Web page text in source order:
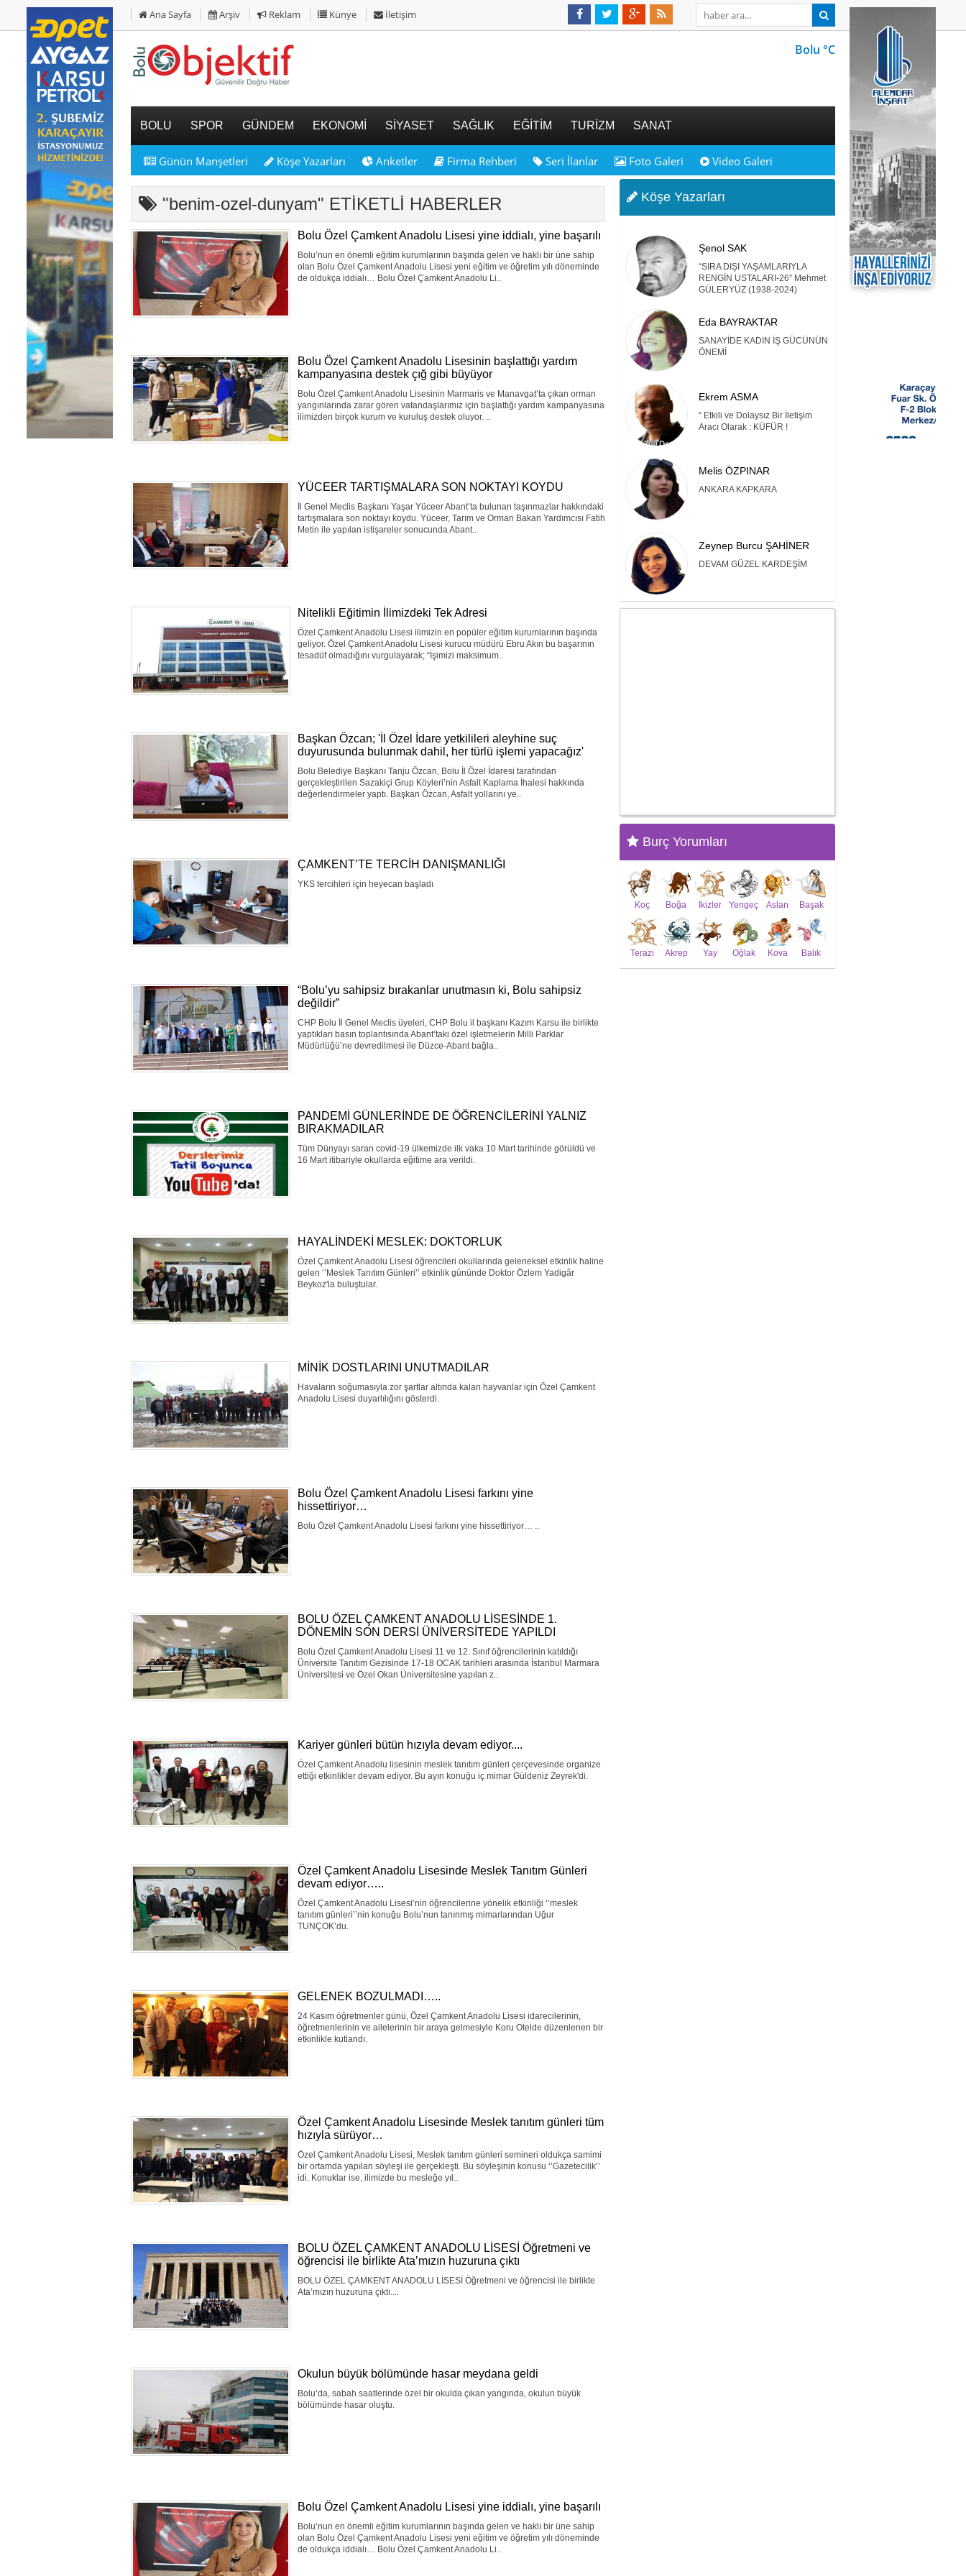
Ana Sayfa Arşiv Reklam Künye İletişim
Bolu °C
BOLU SPOR GÜNDEM EKONOMİ SİYASET SAĞLIK EĞİTİM TURİZM SANAT
Günün Manşetleri Köşe Yazarları Anketler Firma Rehberi Seri İlanlar Foto Galeri Video Galeri
"benim-ozel-dunyam" ETİKETLİ HABERLER
Bolu Özel Çamkent Anadolu Lisesi yine iddialı, yine başarılı
Bolu’nun en önemli eğitim kurumlarının başında gelen ve haklı bir üne sahip
olan Bolu Özel Çamkent Anadolu Lisesi yeni eğitim ve öğretim yılı döneminde
de oldukça iddialı… Bolu Özel Çamkent Anadolu Li..
Bolu Özel Çamkent Anadolu Lisesinin başlattığı yardım
kampanyasına destek çığ gibi büyüyor
Bolu Özel Çamkent Anadolu Lisesinin Marmaris ve Manavgat’ta çıkan orman
yangınlarında zarar gören vatandaşlarımız için başlattığı yardım kampanyasına
ilimizden birçok kurum ve kuruluş destek oluyor. ..
YÜCEER TARTIŞMALARA SON NOKTAYI KOYDU
İl Genel Meclis Başkanı Yaşar Yüceer Abant’ta bulunan taşınmazlar hakkındaki
tartışmalara son noktayı koydu. Yüceer, Tarım ve Orman Bakan Yardımcısı Fatih
Metin ile yapılan istişareler sonucunda Abant..
Nitelikli Eğitimin İlimizdeki Tek Adresi
Özel Çamkent Anadolu Lisesi ilimizin en popüler eğitim kurumlarının başında
geliyor. Özel Çamkent Anadolu Lisesi kurucu müdürü Ebru Akın bu başarının
tesadüf olmadığını vurgulayarak; “İşimizi maksimum..
Başkan Özcan; 'İl Özel İdare yetkilileri aleyhine suç
duyurusunda bulunmak dahil, her türlü işlemi yapacağız'
Bolu Belediye Başkanı Tanju Özcan, Bolu İl Özel İdaresi tarafından
gerçekleştirilen Sazakiçi Grup Köyleri’nin Asfalt Kaplama İhalesi hakkında
değerlendirmeler yaptı. Başkan Özcan, Asfalt yollarını ye..
ÇAMKENT’TE TERCİH DANIŞMANLIĞI
YKS tercihleri için heyecan başladı
“Bolu’yu sahipsiz bırakanlar unutmasın ki, Bolu sahipsiz
değildir”
CHP Bolu İl Genel Meclis üyeleri, CHP Bolu il başkanı Kazım Karsu ile birlikte
yaptıkları basın toplantısında Abant’taki özel işletmelerin Milli Parklar
Müdürlüğü’ne devredilmesi ile Düzce-Abant bağla..
PANDEMİ GÜNLERİNDE DE ÖĞRENCİLERİNİ YALNIZ
BIRAKMADILAR
Tüm Dünyayı saran covid-19 ülkemizde ilk vaka 10 Mart tarihinde görüldü ve
16 Mart itibariyle okullarda eğitime ara verildi.
HAYALİNDEKİ MESLEK: DOKTORLUK
Özel Çamkent Anadolu Lisesi öğrencileri okullarında geleneksel etkinlik haline
gelen ‘’Meslek Tanıtım Günleri’’ etkinlik gününde Doktor Özlem Yadigâr
Beykoz'la buluştular.
MİNİK DOSTLARINI UNUTMADILAR
Havaların soğumasıyla zor şartlar altında kalan hayvanlar için Özel Çamkent
Anadolu Lisesi duyarlılığını gösterdi.
Bolu Özel Çamkent Anadolu Lisesi farkını yine
hissettiriyor…
Bolu Özel Çamkent Anadolu Lisesi farkını yine hissettiriyor… ..
BOLU ÖZEL ÇAMKENT ANADOLU LİSESİNDE 1.
DÖNEMİN SON DERSİ ÜNİVERSİTEDE YAPILDI
Bolu Özel Çamkent Anadolu Lisesi 11 ve 12. Sınıf öğrencilerinin katıldığı
Üniversite Tanıtım Gezisinde 17-18 OCAK tarihleri arasında İstanbul Marmara
Üniversitesi ve Özel Okan Üniversitesine yapılan z..
Kariyer günleri bütün hızıyla devam ediyor....
Özel Çamkent Anadolu lisesinin meslek tanıtım günleri çerçevesinde organize
ettiği etkinlikler devam ediyor. Bu ayın konuğu iç mimar Güldeniz Zeyrek'di.
Özel Çamkent Anadolu Lisesinde Meslek Tanıtım Günleri
devam ediyor…..
Özel Çamkent Anadolu Lisesi’nin öğrencilerine yönelik etkinliği ‘’meslek
tanıtım günleri’’nin konuğu Bolu’nun tanınmış mimarlarından Uğur
TUNÇOK’du.
GELENEK BOZULMADI…..
24 Kasım öğretmenler günü, Özel Çamkent Anadolu Lisesi idarecilerinin,
öğretmenlerinin ve ailelerinin bir araya gelmesiyle Koru Otelde düzenlenen bir
etkinlikle kutlandı.
Özel Çamkent Anadolu Lisesinde Meslek tanıtım günleri tüm
hızıyla sürüyor…
Özel Çamkent Anadolu Lisesi, Meslek tanıtım günleri semineri oldukça samimi
bir ortamda yapılan söyleşi ile gerçekleşti. Bu söyleşinin konusu ‘’Gazetecilik’’
idi. Konuklar ise, ilimizde bu mesleğe yıl..
BOLU ÖZEL ÇAMKENT ANADOLU LİSESİ Öğretmeni ve
öğrencisi ile birlikte Ata’mızın huzuruna çıktı
BOLU ÖZEL ÇAMKENT ANADOLU LİSESİ Öğretmeni ve öğrencisi ile birlikte
Ata’mızın huzuruna çıktı....
Okulun büyük bölümünde hasar meydana geldi
Bolu’da, sabah saatlerinde özel bir okulda çıkan yangında, okulun büyük
bölümünde hasar oluştu.
Bolu Özel Çamkent Anadolu Lisesi yine iddialı, yine başarılı
Bolu’nun en önemli eğitim kurumlarının başında gelen ve haklı bir üne sahip
olan Bolu Özel Çamkent Anadolu Lisesi yeni eğitim ve öğretim yılı döneminde
de oldukça iddialı… Bolu Özel Çamkent Anadolu Li..
Köşe Yazarları
Şenol SAK
“SIRA DIŞI YAŞAMLARIYLA
RENGİN USTALARI-26” Mehmet
GÜLERYÜZ (1938-2024)
Eda BAYRAKTAR
SANAYİDE KADIN İŞ GÜCÜNÜN
ÖNEMİ
Ekrem ASMA
“ Etkili ve Dolaysız Bir İletişim
Aracı Olarak : KÜFÜR !
Melis ÖZPINAR
ANKARA KAPKARA
Zeynep Burcu ŞAHİNER
DEVAM GÜZEL KARDEŞİM
Burç Yorumları
Koç Boğa İkizler Yengeç Aslan Başak
Terazi Akrep Yay Oğlak Kova Balık